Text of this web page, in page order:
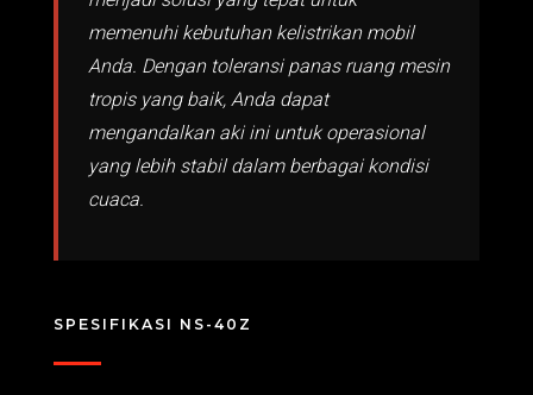
memenuhi kebutuhan kelistrikan mobil
Anda. Dengan toleransi panas ruang mesin
tropis yang baik, Anda dapat
mengandalkan aki ini untuk operasional
yang lebih stabil dalam berbagai kondisi
cuaca.
SPESIFIKASI NS-40Z